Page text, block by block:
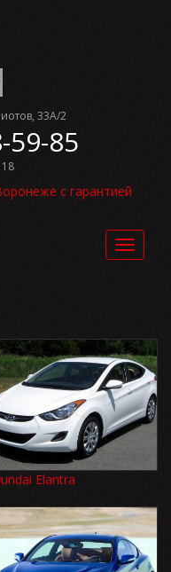
33А/2
59-85
с гарантией
Toggle
Elantra